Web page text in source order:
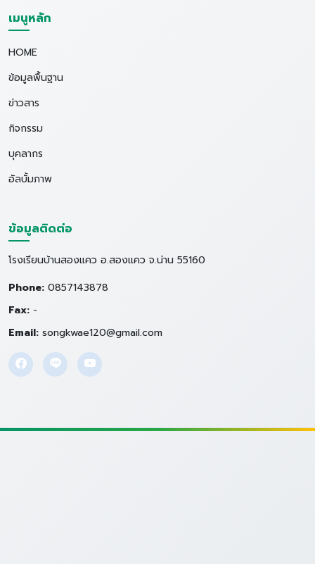
เมนูหลัก
HOME
ข้อมูลพื้นฐาน
ข่าวสาร
กิจกรรม
บุคลากร
อัลบั้มภาพ
ข้อมูลติดต่อ
โรงเรียนบ้านสองแคว อ.สองแคว จ.น่าน 55160
Phone: 0857143878
Fax: -
Email: songkwae120@gmail.com